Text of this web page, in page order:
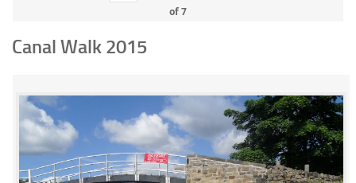
of7
Canal Walk 2015